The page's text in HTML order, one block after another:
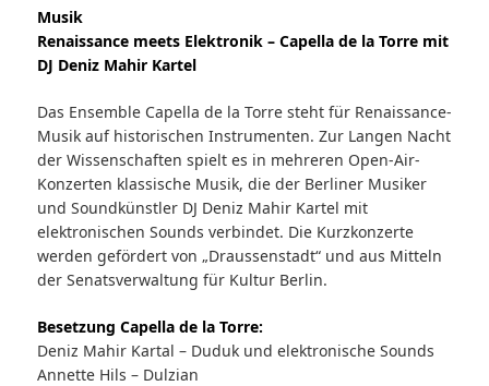
Musik
Renaissance meets Elektronik – Capella de la Torre mit
DJ Deniz Mahir Kartel
Das Ensemble Capella de la Torre steht für Renaissance-
Musik auf historischen Instrumenten. Zur Langen Nacht
der Wissenschaften spielt es in mehreren Open-Air-
Konzerten klassische Musik, die der Berliner Musiker
und Soundkünstler DJ Deniz Mahir Kartel mit
elektronischen Sounds verbindet. Die Kurzkonzerte
werden gefördert von „Draussenstadt“ und aus Mitteln
der Senatsverwaltung für Kultur Berlin.
Besetzung Capella de la Torre:
Deniz Mahir Kartal – Duduk und elektronische Sounds
Annette Hils – Dulzian